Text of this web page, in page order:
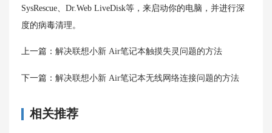
SysRescue、Dr.Web LiveDisk等，来启动你的电脑，并进行深
度的病毒清理。
上一篇： 解决联想小新 Air笔记本触摸失灵问题的方法
下一篇： 解决联想小新 Air笔记本无线网络连接问题的方法
相关推荐